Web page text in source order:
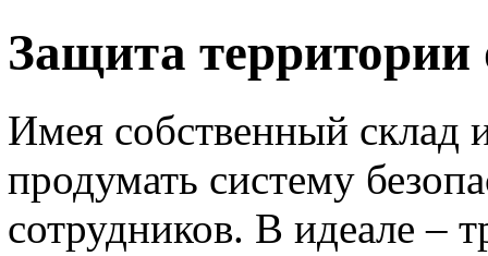
Защита территории
Имея собственный склад
продумать систему
сотрудников. В идеале –